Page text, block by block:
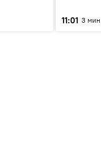
11:01 3 мин